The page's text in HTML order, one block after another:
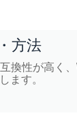
方法
換性が高く
ます。